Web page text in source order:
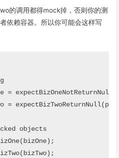
的调用都得mock掉，否则你的测
依赖容器。所以你可能会这样写
=
=
objects